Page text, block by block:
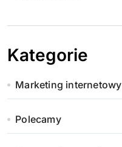
Kategorie
Marketing internetowy
Polecamy